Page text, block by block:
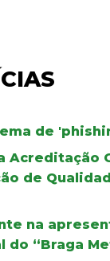
de
Acreditação
de
na
do “Braga